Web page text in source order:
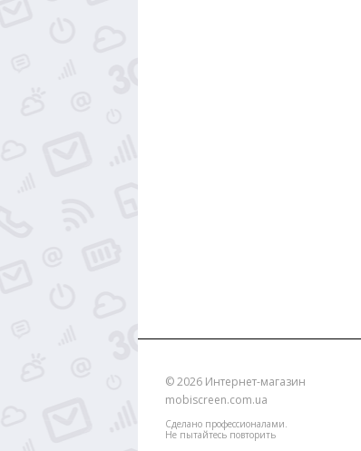
© 2026 Интернет-магазин
mobiscreen.com.ua
Сделано профессионалами.
Не пытайтесь повторить